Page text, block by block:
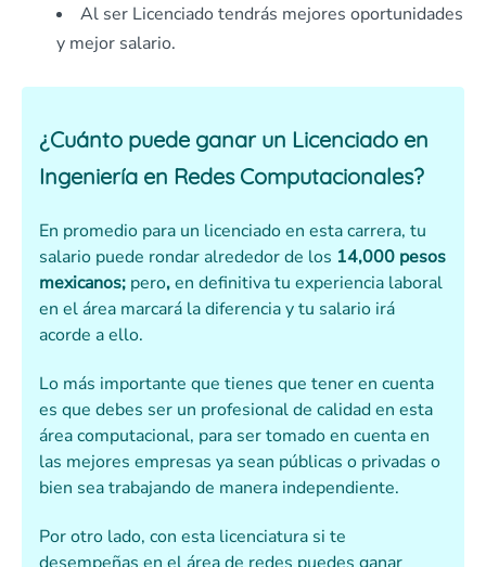
Al ser Licenciado tendrás mejores oportunidades
y mejor salario.
¿Cuánto puede ganar un Licenciado en
Ingeniería en Redes Computacionales?
En promedio para un licenciado en esta carrera, tu
salario puede rondar alrededor de los 14,000 pesos
mexicanos; pero,en definitiva tu experiencia laboral
en el área marcará la diferencia y tu salario irá
acorde a ello.
Lo más importante que tienes que tener en cuenta
es que debes ser un profesional de calidad en esta
área computacional, para ser tomado en cuenta en
las mejores empresas ya sean públicas o privadas o
bien sea trabajando de manera independiente.
Por otro lado, con esta licenciatura si te